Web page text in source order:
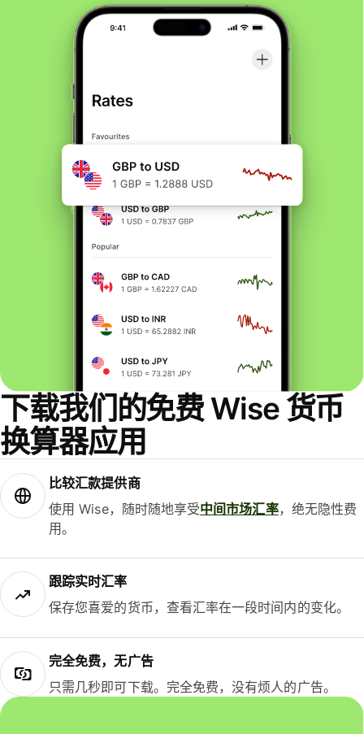
下载我们的免费 Wise 货币
换算器应用
比较汇款提供商
使用 Wise，随时随地享受中间市场汇率，绝无隐性费
用。
跟踪实时汇率
保存您喜爱的货币，查看汇率在一段时间内的变化。
完全免费，无广告
只需几秒即可下载。完全免费，没有烦人的广告。